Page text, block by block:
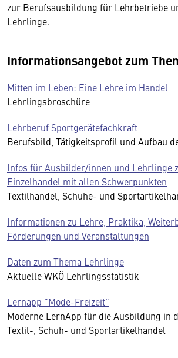
zur Berufsausbildung für Lehrbetriebe
Lehrlinge.
Informationsangebot zum
Mitten im Leben: Eine Lehre im Handel
Lehrlingsbroschüre
Lehrberuf Sportgerätefachkraft
Berufsbild, Tätigkeitsprofil und Aufbau
Infos für Ausbilder/innen und Lehrlinge
Einzelhandel mit allen Schwerpunkten
Textilhandel, Schuhe- und
Informationen zu Lehre, Praktika,
Förderungen und Veranstaltungen
Daten zum Thema Lehrlinge
Aktuelle WKÖ Lehrlingsstatistik
Lernapp "Mode-Freizeit"
Moderne LernApp für die Ausbildung in
Textil-, Schuh- und Sportartikelhandel